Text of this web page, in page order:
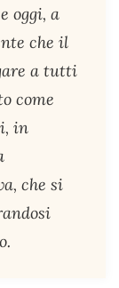
oggi, a
che il
a tutti
come
in
che si